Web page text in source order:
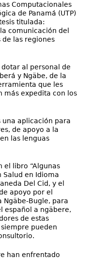
Computacionales
de Panamá (UTP)
titulada:
comunicación del
de las regiones
al personal de
y Ngäbe, de la
que les
más expedita con los
una aplicación para
de apoyo a la
las lenguas
el libro “Algunas
Salud en Idioma
Del Cid, y el
apoyo por el
Ngäbe-Bugle, para
español a ngäbere,
de estas
pueden
han enfrentado